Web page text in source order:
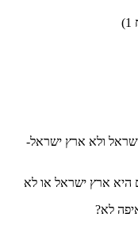
ולא ארץ ישראל-
היא ארץ ישראל או לא
לא?